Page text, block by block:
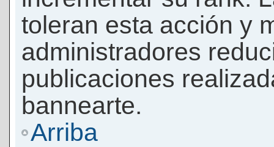
toleran esta acción y
administradores
publicaciones
bannearte.
Arriba